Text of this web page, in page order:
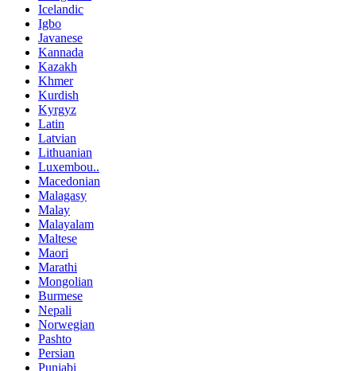
Icelandic
Igbo
Javanese
Kannada
Kazakh
Khmer
Kurdish
Kyrgyz
Latin
Latvian
Lithuanian
Luxembou..
Macedonian
Malagasy
Malay
Malayalam
Maltese
Maori
Marathi
Mongolian
Burmese
Nepali
Norwegian
Pashto
Persian
Punjabi